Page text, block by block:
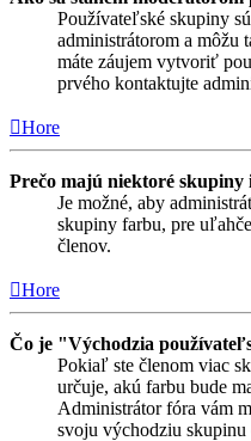
Používateľské skupiny
administrátorom a môžu
máte záujem vytvoriť
prvého kontaktujte
Hore
Prečo majú niektoré skupiny
Je možné, aby
skupiny farbu, pre
členov.
Hore
Čo je "Východzia
Pokiaľ ste členom viac
určuje, akú farbu bude
Administrátor fóra vám
svoju východziu